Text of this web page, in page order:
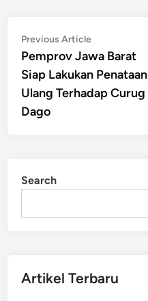
Post
navigation
Previous ArticlePrevious
article:
Pemprov Jawa Barat
Siap Lakukan Penataan
Ulang Terhadap Curug
Dago
Search
Artikel Terbaru